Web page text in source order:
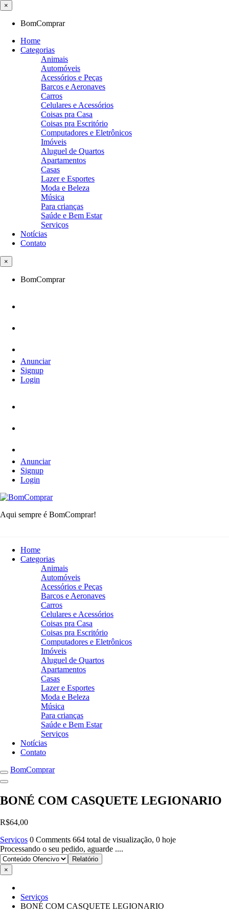
×
BomComprar
Home
Categorias
Animais
Automóveis
Acessórios e Peças
Barcos e Aeronaves
Carros
Celulares e Acessórios
Coisas pra Casa
Coisas pra Escritório
Computadores e Eletrônicos
Imóveis
Aluguel de Quartos
Apartamentos
Casas
Lazer e Esportes
Moda e Beleza
Música
Para crianças
Saúde e Bem Estar
Serviços
Notícias
Contato
×
BomComprar
Anunciar
Signup
Login
Anunciar
Signup
Login
BomComprar
Aqui sempre é BomComprar!
Home
Categorias
Animais
Automóveis
Acessórios e Peças
Barcos e Aeronaves
Carros
Celulares e Acessórios
Coisas pra Casa
Coisas pra Escritório
Computadores e Eletrônicos
Imóveis
Aluguel de Quartos
Apartamentos
Casas
Lazer e Esportes
Moda e Beleza
Música
Para crianças
Saúde e Bem Estar
Serviços
Notícias
Contato
BomComprar
BONÉ COM CASQUETE LEGIONARIO
R$64,00
Serviços 0 Comments 664 total de visualização, 0 hoje
Processando o seu pedido, aguarde ....
×
Serviços
BONÉ COM CASQUETE LEGIONARIO